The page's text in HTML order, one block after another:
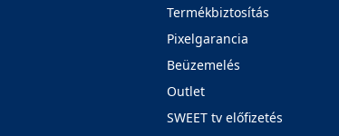
Termékbiztosítás
Pixelgarancia
Beüzemelés
Outlet
SWEET tv előfizetés